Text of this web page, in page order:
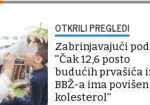
OTKRILI PREGLEDI
Zabrinjavajući
''Čak 12,6 posto
budućih prvašića
BBŽ-a ima povišen
kolesterol''